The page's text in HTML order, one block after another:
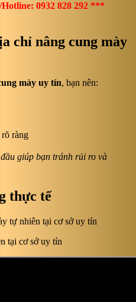
0932 828 292 ***
chỉ nâng cung mày
mày uy tín, bạn nên:
ràng
giúp bạn tránh rủi ro và
thực tế